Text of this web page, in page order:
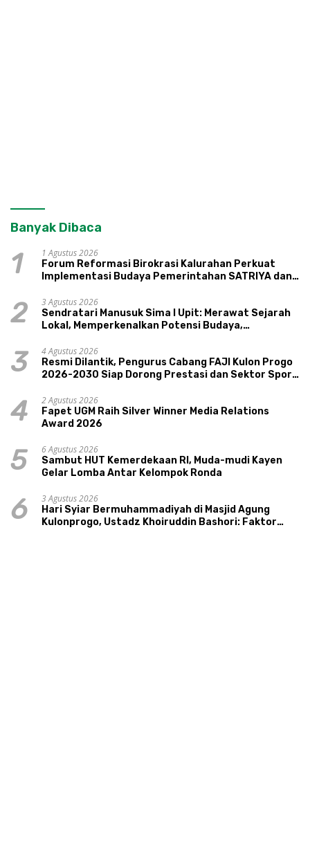
Banyak Dibaca
1
1 Agustus 2026
Forum Reformasi Birokrasi Kalurahan Perkuat
Implementasi Budaya Pemerintahan SATRIYA dan
2
3 Agustus 2026
Sendratari Manusuk Sima I Upit: Merawat Sejarah
Lokal, Memperkenalkan Potensi Budaya,
3
4 Agustus 2026
Resmi Dilantik, Pengurus Cabang FAJI Kulon Progo
2026-2030 Siap Dorong Prestasi dan Sektor Sport
4
2 Agustus 2026
Fapet UGM Raih Silver Winner Media Relations
Award 2026
5
6 Agustus 2026
Sambut HUT Kemerdekaan RI, Muda-mudi Kayen
Gelar Lomba Antar Kelompok Ronda
6
3 Agustus 2026
Hari Syiar Bermuhammadiyah di Masjid Agung
Kulonprogo, Ustadz Khoiruddin Bashori: Faktor